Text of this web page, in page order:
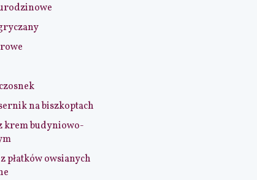
na biszkoptach
krem budyniowo-
płatków owsianych